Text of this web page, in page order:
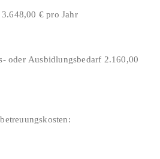
existentielle Sachbedarf 3.648,00 € pro Jahr
Ausbidlungsbedarf 2.160,00